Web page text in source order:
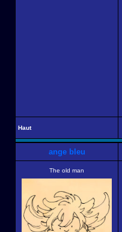
Haut
ange bleu
The old man